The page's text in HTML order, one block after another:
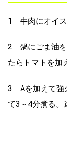
1 牛肉にオイス
2 鍋にごま油を
たらトマトを加
3 Aを加えて強
て3～4分煮る。